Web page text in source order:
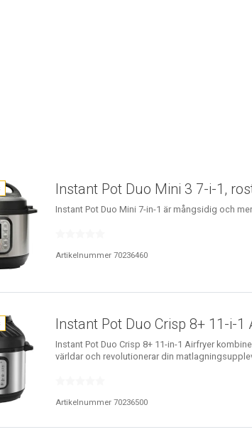
Instant Pot Duo Mini 3 7-i-1,
Instant Pot Duo Mini 7-in-1 är mångsidig och
Artikelnummer 70236460
Instant Pot Duo Crisp 8+ 11-i-1
Instant Pot Duo Crisp 8+ 11-in-1 Airfryer
världar och revolutionerar din
Artikelnummer 70236500